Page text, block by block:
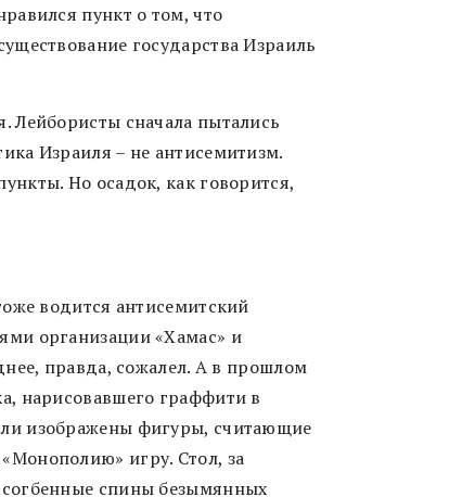
пункт о том, что
государства Израиль
Лейбористы сначала пытались
Израиля – не антисемитизм.
Но осадок, как говорится,
водится антисемитский
организации «Хамас» и
правда, сожалел. А в прошлом
нарисовавшего граффити в
изображены фигуры, считающие
игру. Стол, за
спины безымянных